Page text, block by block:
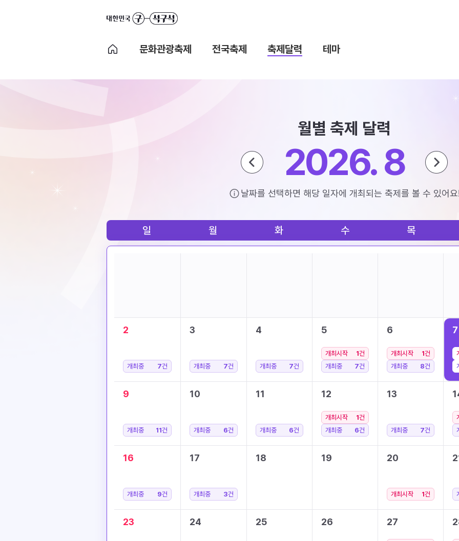
문화관광축제 전국축제 축제달력 테마
월별 축제 달력
2026. 8
날짜를 선택하면 해당 일자에 개최되는 축제를 볼 수 있어
일 월 화 수 목
2
개최중 7건
3
개최중 7건
4
개최중 7건
5
개최시작 1건
개최중
7건
6
개최시작 1건
개최중
8건
7
9
개최중 11건
10
개최중 6건
11
개최중 6건
12
개최시작 1건
개최중
6건
13
개최중 7건
16
개최중 9건
17
개최중 3건
18 19 20
개최시작 1건
23 24 25 26 27